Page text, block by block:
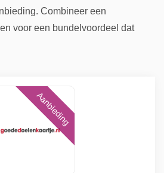
Combineer een
voor een bundelvoordeel dat
Aanbieding